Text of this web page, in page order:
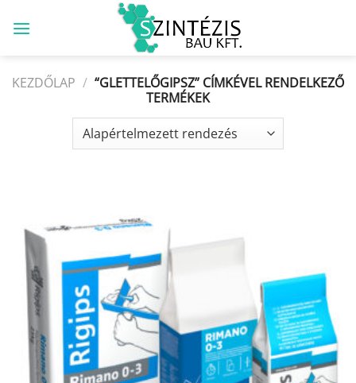
KEZDŐLAP / “GLETTELŐGIPSZ” CÍMKÉVEL RENDELKEZŐ
TERMÉKEK